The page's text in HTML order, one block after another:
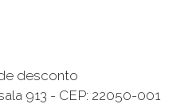
desconto
913 - CEP: 22050-001